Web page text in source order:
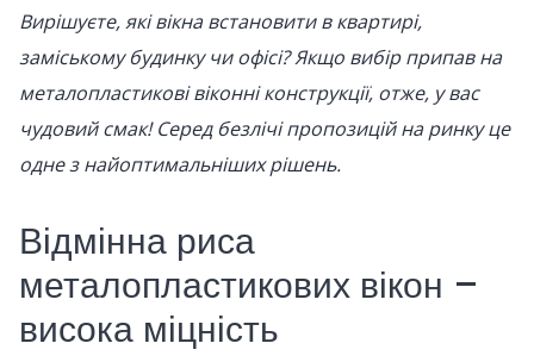
Вирішуєте, які вікна встановити в квартирі,
заміському будинку чи офісі? Якщо вибір припав на
металопластикові віконні конструкції, отже, у вас
чудовий смак! Серед безлічі пропозицій на ринку це
одне з найоптимальніших рішень.
Відмінна риса
металопластикових вікон –
висока міцність